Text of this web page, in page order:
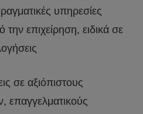
υπηρεσίες
επιχείρηση, ειδικά σε
σε αξιόπιστους
επαγγελματικούς